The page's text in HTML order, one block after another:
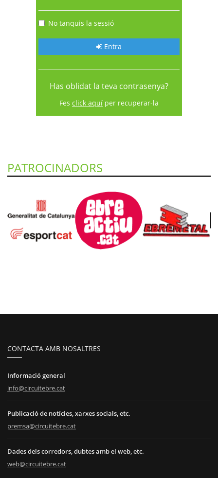
No tanquis la sessió
Entra
Has oblidat la teva contrasenya?
Fes click aquí per recuperar-la
PATROCINADORS
CONTACTA AMB NOSALTRES
Informació general
info@circuitebre.cat
Publicació de notícies, xarxes socials, etc.
premsa@circuitebre.cat
Dades dels corredors, dubtes amb el web, etc.
web@circuitebre.cat